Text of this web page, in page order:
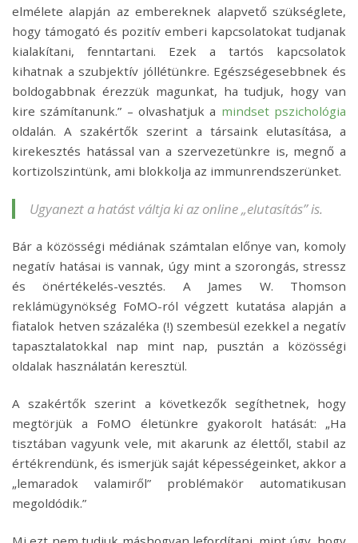
elmélete alapján az embereknek alapvető szükséglete,
hogy támogató és pozitív emberi kapcsolatokat tudjanak
kialakítani, fenntartani. Ezek a tartós kapcsolatok
kihatnak a szubjektív jóllétünkre. Egészségesebbnek és
boldogabbnak érezzük magunkat, ha tudjuk, hogy van
kire számítanunk.” – olvashatjuk a mindset pszichológia
oldalán. A szakértők szerint a társaink elutasítása, a
kirekesztés hatással van a szervezetünkre is, megnő a
kortizolszintünk, ami blokkolja az immunrendszerünket.
Ugyanezt a hatást váltja ki az online „elutasítás” is.
Bár a közösségi médiának számtalan előnye van, komoly
negatív hatásai is vannak, úgy mint a szorongás, stressz
és önértékelés-vesztés. A James W. Thomson
reklámügynökség FoMO-ról végzett kutatása alapján a
fiatalok hetven százaléka (!) szembesül ezekkel a negatív
tapasztalatokkal nap mint nap, pusztán a közösségi
oldalak használatán keresztül.
A szakértők szerint a következők segíthetnek, hogy
megtörjük a FoMO életünkre gyakorolt hatását: „Ha
tisztában vagyunk vele, mit akarunk az élettől, stabil az
értékrendünk, és ismerjük saját képességeinket, akkor a
„lemaradok valamiről” problémakör automatikusan
megoldódik.”